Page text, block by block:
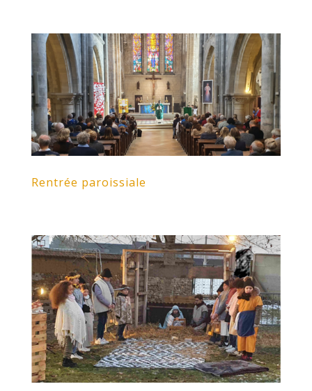
Rentrée paroissiale